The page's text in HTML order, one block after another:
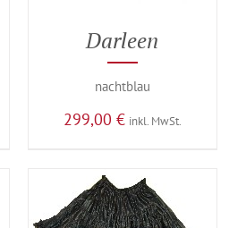
Darleen
nachtblau
299,00 € inkl. MwSt.